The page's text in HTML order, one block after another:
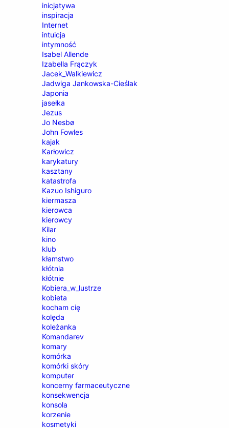
inicjatywa
inspiracja
Internet
intuicja
intymność
Isabel Allende
Izabella Frączyk
Jacek_Walkiewicz
Jadwiga Jankowska-Cieślak
Japonia
jasełka
Jezus
Jo Nesbø
John Fowles
kajak
Karłowicz
karykatury
kasztany
katastrofa
Kazuo Ishiguro
kiermasza
kierowca
kierowcy
Kilar
kino
klub
kłamstwo
kłótnia
kłótnie
Kobiera_w_lustrze
kobieta
kocham cię
kolęda
koleżanka
Komandarev
komary
komórka
komórki skóry
komputer
koncerny farmaceutyczne
konsekwencja
konsola
korzenie
kosmetyki